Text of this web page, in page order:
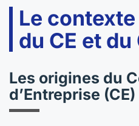
Le
du CE et du
Les origines du
d’Entreprise (CE)